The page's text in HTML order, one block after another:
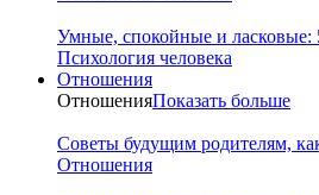
Умные, спокойные и ласковые:
Психология человека
Отношения
ОтношенияПоказать больше
Советы будущим родителям,
Отношения